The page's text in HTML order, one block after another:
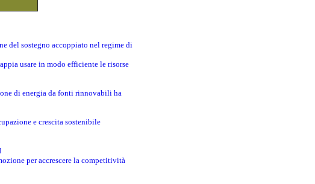
del sostegno accoppiato nel regime di
usare in modo efficiente le risorse
di energia da fonti rinnovabili ha
e crescita sostenibile
per accrescere la competitività